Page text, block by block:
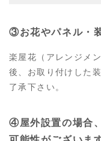
③お花やパネル・
楽屋花（アレンジメ
後、お取り付けした
了承下さい。
④屋外設置の場合